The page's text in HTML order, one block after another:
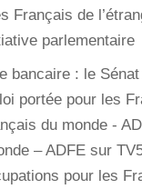
Français de
parlementaire
bancaire : le
portée pour les
du monde -
– ADFE sur
pour les